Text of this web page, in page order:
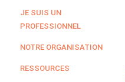
JE SUIS UN
PROFESSIONNEL
NOTRE ORGANISATION
RESSOURCES